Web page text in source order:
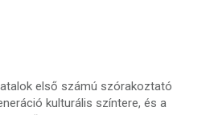
első számú szórakoztató
kulturális színtere, és a